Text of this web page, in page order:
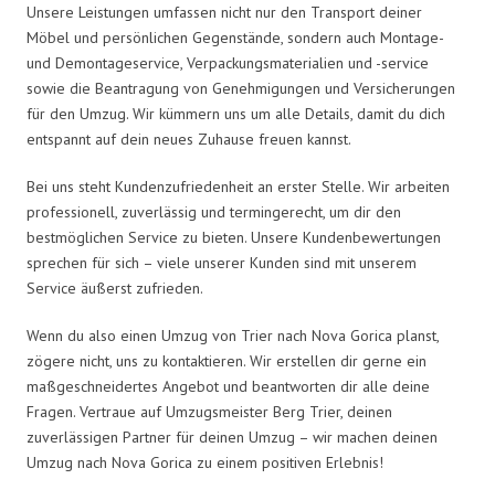
Unsere Leistungen umfassen nicht nur den Transport deiner
Möbel und persönlichen Gegenstände, sondern auch Montage-
und Demontageservice, Verpackungsmaterialien und -service
sowie die Beantragung von Genehmigungen und Versicherungen
für den Umzug. Wir kümmern uns um alle Details, damit du dich
entspannt auf dein neues Zuhause freuen kannst.
Bei uns steht Kundenzufriedenheit an erster Stelle. Wir arbeiten
professionell, zuverlässig und termingerecht, um dir den
bestmöglichen Service zu bieten. Unsere Kundenbewertungen
sprechen für sich – viele unserer Kunden sind mit unserem
Service äußerst zufrieden.
Wenn du also einen Umzug von Trier nach Nova Gorica planst,
zögere nicht, uns zu kontaktieren. Wir erstellen dir gerne ein
maßgeschneidertes Angebot und beantworten dir alle deine
Fragen. Vertraue auf Umzugsmeister Berg Trier, deinen
zuverlässigen Partner für deinen Umzug – wir machen deinen
Umzug nach Nova Gorica zu einem positiven Erlebnis!